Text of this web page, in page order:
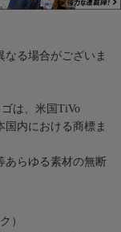
なる場合がございま
は、米国TiVo
国内における商標ま
あらゆる素材の無断
）